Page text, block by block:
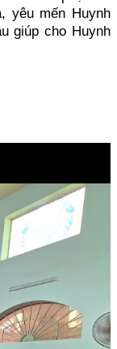
yêu mến Huynh
giúp cho Huynh